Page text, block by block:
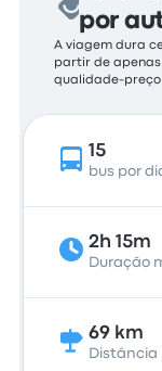
por
A viagem dura
partir de
qualidade-preço
15
bus por
2h 15m
Duração
69 km
Distância